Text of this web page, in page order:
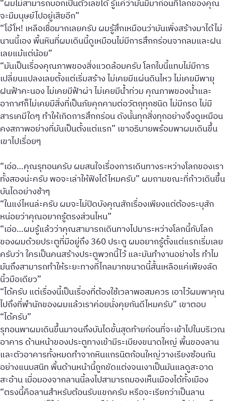
“ผมไม่สามารถบอกเป็นตัวเลขได้ รู้แค่ว่ามันมีมาก่อนที่โลกของคุณ
จะมีมนุษย์ไปอยู่เสียอีก”
“โอ้โห! เหลือเชื่อมากเลยครับ ผมรู้สึกเหมือนว่ามันเพิ่งสร้างมาได้ไม่
นานนี้เอง พื้นหินที่ผมเดินนี้ดูเหมือนไม่มีการสึกกร่อนจากลมและฝน
เลยแม้แต่น้อย”
“มันเป็นเรื่องคุณภาพของสิ่งแวดล้อมครับ โลกใบนี้แทบไม่มีการ
เปลี่ยนแปลงเลยตั้งแต่เริ่มสร้าง ไม่เคยมีแผ่นดินไหว ไม่เคยมีพายุ
ฝนฟ้าคะนอง ไม่เคยมีฟ้าผ่า ไม่เคยมีน้ำท่วม คุณภาพของน้ำและ
อากาศก็ไม่เคยมีสิ่งที่เป็นภัยคุกคามต่อวัตถุทุกชนิด ไม่มีกรด ไม่มี
สารเคมีใดๆ ทำให้เกิดการสึกกร่อน ดังนั้นทุกสิ่งทุกอย่างจึงดูเหมือน
คงสภาพอย่างที่มันเป็นตั้งแต่แรก” เขาอธิบายพร้อมพาผมเดินขึ้น
เขาไปเรื่อยๆ
“เอ่อ…คุณรุทอนครับ ผมสนใจเรื่องการเดินทางระหว่างโลกของเรา
ทั้งสองน่ะครับ พอจะเล่าให้ฟังได้ไหมครับ” ผมถามขณะที่ก้าวเดินขึ้น
บันไดอย่างช้าๆ
“ในแง่ไหนล่ะครับ ผมจะไม่ปิดบังคุณสักเรื่องเพียงแต่ต้องระบุสัก
หน่อยว่าคุณอยากรู้ตรงส่วนไหน”
“เอ่อ…ผมรู้แล้วว่าคุณสามารถเดินทางไปมาระหว่างโลกนี้กับโลก
ของผมด้วยประตูที่มีอยู่ถึง 360 ประตู ผมอยากรู้ตั้งแต่แรกเริ่มเลย
ครับว่า ใครเป็นคนสร้างประตูพวกนี้ไว้ และมันทำงานอย่างไร ทำไม
มันถึงสามารถทำให้ระยะทางที่ไกลมากขนาดนี้สั้นเหลือแค่เพียงลัด
นิ้วมือเดียว”
“ได้ครับ แต่เรื่องนี้เป็นเรื่องที่ต้องใช้เวลาพอสมควร เอาไว้ผมพาคุณ
ไปถึงที่พำนักของผมแล้วเราค่อยนั่งคุยกันดีไหมครับ” เขาตอบ
“ได้ครับ”
รุทอนพาผมเดินขึ้นมาจนถึงบันไดขั้นสุดท้ายก่อนที่จะเข้าไปในบริเวณ
อาคาร ด้านหน้าของประตูทางเข้ามีระเบียงขนาดใหญ่ พื้นของลาน
และตัวอาคารทั้งหมดทำจากหินแกรนิตก้อนใหญ่วางเรียงซ้อนกัน
อย่างแนบสนิท พื้นด้านหน้านี้ถูกขัดแต่งจนเงาเป็นมันแลดูสะอาด
สะอ้าน เมื่อมองจากลานนี้ลงไปสามารถมองเห็นเมืองได้ทั้งเมือง
“ตรงนี้คือลานสำหรับต้อนรับแขกครับ หรือจะเรียกว่าเป็นลาน